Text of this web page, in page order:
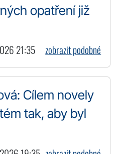
opatření již
21:35 zobrazit podobné
Cílem novely
tak, aby byl